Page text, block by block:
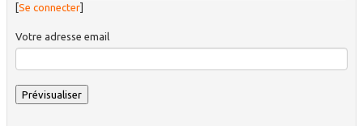
Se connecter]
Votre adresse email